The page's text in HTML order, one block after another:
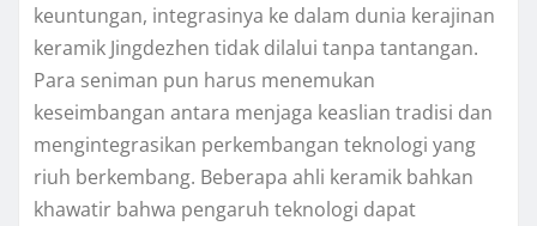
keuntungan, integrasinya ke dalam dunia kerajinan
keramik Jingdezhen tidak dilalui tanpa tantangan.
Para seniman pun harus menemukan
keseimbangan antara menjaga keaslian tradisi dan
mengintegrasikan perkembangan teknologi yang
riuh berkembang. Beberapa ahli keramik bahkan
khawatir bahwa pengaruh teknologi dapat